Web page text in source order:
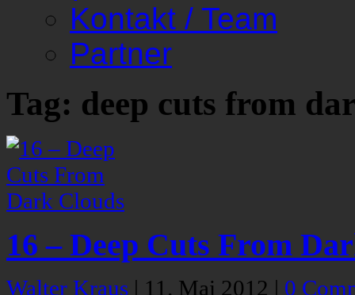
Kontakt / Team
Partner
Tag: deep cuts from
16 – Deep Cuts From
Walter Kraus | 11. Mai 2012 | 0